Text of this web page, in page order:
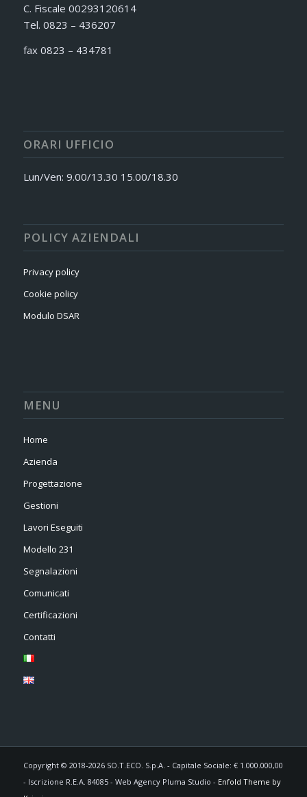
C. Fiscale 00293120614
Tel. 0823 – 436207
fax 0823 – 434781
ORARI UFFICIO
Lun/Ven: 9.00/13.30 15.00/18.30
POLICY AZIENDALI
Privacy policy
Cookie policy
Modulo DSAR
MENU
Home
Azienda
Progettazione
Gestioni
Lavori Eseguiti
Modello 231
Segnalazioni
Comunicati
Certificazioni
Contatti
Copyright © 2018-2026 SO.T.ECO. S.p.A. - Capitale Sociale: € 1.000.000,00
- Iscrizione R.E.A. 84085 - Web Agency Pluma Studio - Enfold Theme by